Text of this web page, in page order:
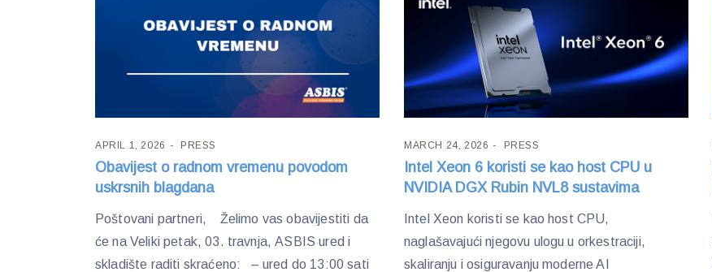
APRIL 1, 2026 PRESS
Obavijest o radnom vremenu povodom
uskrsnih blagdana
Poštovani partneri, Želimo vas obavijestiti da
će na Veliki petak, 03. travnja, ASBIS ured i
skladište raditi skraćeno: – ured do 13:00 sati
MARCH 24, 2026 PRESS
Intel Xeon 6 koristi se kao host CPU u
NVIDIA DGX Rubin NVL8 sustavima
Intel Xeon koristi se kao host CPU,
naglašavajući njegovu ulogu u orkestraciji,
skaliranju i osiguravanju moderne AI